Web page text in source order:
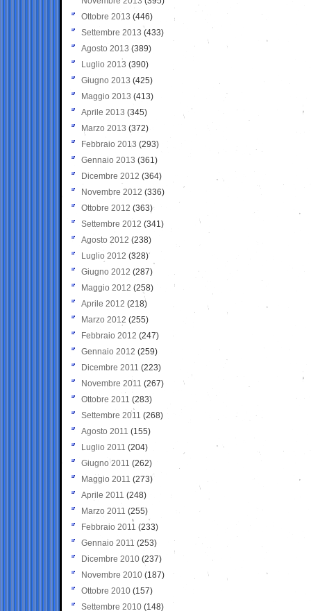
Ottobre 2013 (446)
Settembre 2013 (433)
Agosto 2013 (389)
Luglio 2013 (390)
Giugno 2013 (425)
Maggio 2013 (413)
Aprile 2013 (345)
Marzo 2013 (372)
Febbraio 2013 (293)
Gennaio 2013 (361)
Dicembre 2012 (364)
Novembre 2012 (336)
Ottobre 2012 (363)
Settembre 2012 (341)
Agosto 2012 (238)
Luglio 2012 (328)
Giugno 2012 (287)
Maggio 2012 (258)
Aprile 2012 (218)
Marzo 2012 (255)
Febbraio 2012 (247)
Gennaio 2012 (259)
Dicembre 2011 (223)
Novembre 2011 (267)
Ottobre 2011 (283)
Settembre 2011 (268)
Agosto 2011 (155)
Luglio 2011 (204)
Giugno 2011 (262)
Maggio 2011 (273)
Aprile 2011 (248)
Marzo 2011 (255)
Febbraio 2011 (233)
Gennaio 2011 (253)
Dicembre 2010 (237)
Novembre 2010 (187)
Ottobre 2010 (157)
Settembre 2010 (148)